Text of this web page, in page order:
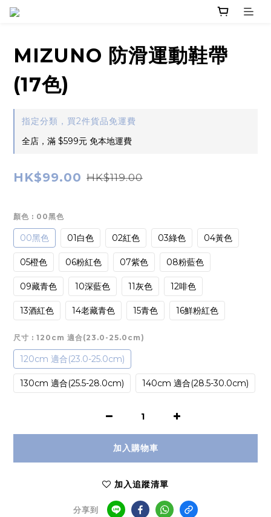
MIZUNO 防滑運動鞋帶
(17色)
指定分類，買2件貨品免運費
全店，滿 $599元 免本地運費
HK$99.00 HK$119.00
顏色 : 00黑色
00黑色 01白色 02紅色 03綠色 04黃色
05橙色 06粉紅色 07紫色 08粉藍色
09藏青色 10深藍色 11灰色 12啡色
13酒紅色 14老藏青色 15青色 16鮮粉紅色
尺寸 : 120cm 適合(23.0-25.0cm)
120cm 適合(23.0-25.0cm)
130cm 適合(25.5-28.0cm) 140cm 適合(28.5-30.0cm)
加入購物車
加入追蹤清單
分享到